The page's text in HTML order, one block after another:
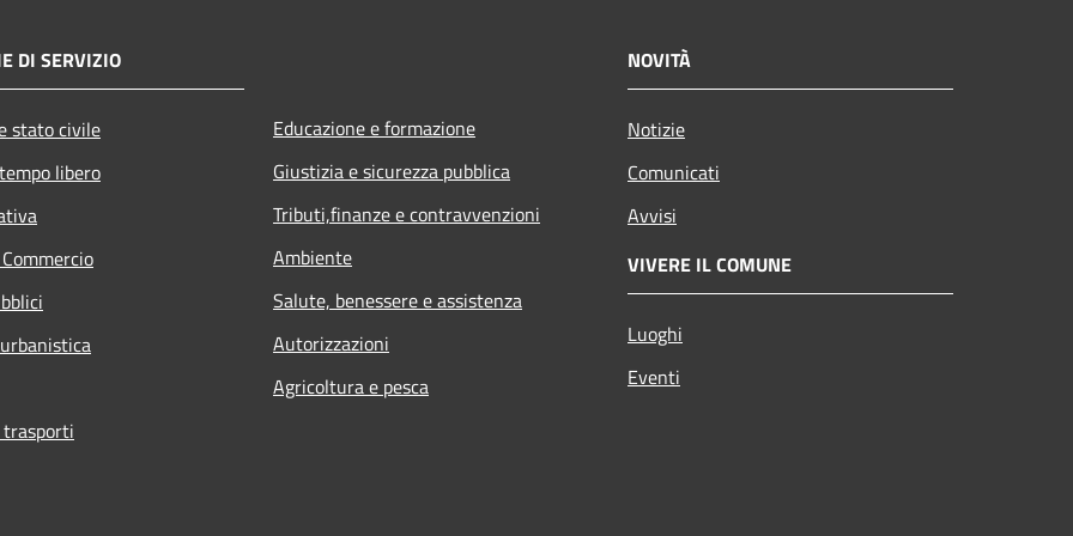
DI SERVIZIO
stato civile
libero
Educazione e formazione
Giustizia e sicurezza pubblica
Tributi,finanze e contravvenzioni
Ambiente
Salute, benessere e assistenza
Autorizzazioni
Agricoltura e pesca
NOVITÀ
Notizie
Comunicati
Avvisi
VIVERE IL COMUNE
Luoghi
Eventi